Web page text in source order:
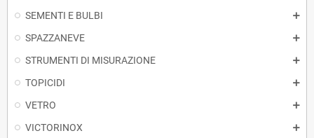
SEMENTI E BULBI
SPAZZANEVE
STRUMENTI DI MISURAZIONE
TOPICIDI
VETRO
VICTORINOX